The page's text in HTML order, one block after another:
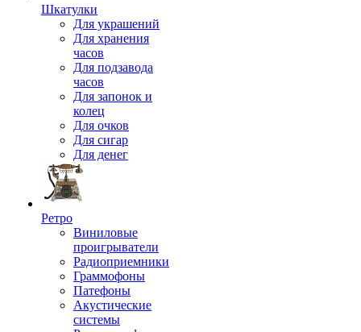
Шкатулки
Для украшений
Для хранения
часов
Для подзавода
часов
Для запонок и
колец
Для очков
Для сигар
Для денег
Ретро
Виниловые
проигрыватели
Радиоприемники
Граммофоны
Патефоны
Акустические
системы